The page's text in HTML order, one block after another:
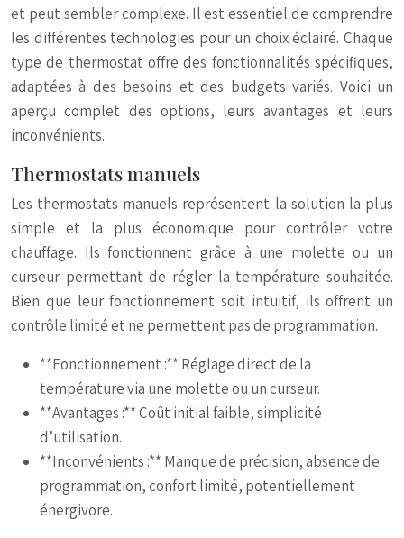
et peut sembler complexe. Il est essentiel de comprendre
les différentes technologies pour un choix éclairé. Chaque
type de thermostat offre des fonctionnalités spécifiques,
adaptées à des besoins et des budgets variés. Voici un
aperçu complet des options, leurs avantages et leurs
inconvénients.
Thermostats manuels
Les thermostats manuels représentent la solution la plus
simple et la plus économique pour contrôler votre
chauffage. Ils fonctionnent grâce à une molette ou un
curseur permettant de régler la température souhaitée.
Bien que leur fonctionnement soit intuitif, ils offrent un
contrôle limité et ne permettent pas de programmation.
**Fonctionnement :** Réglage direct de la
température via une molette ou un curseur.
**Avantages :** Coût initial faible, simplicité
d’utilisation.
**Inconvénients :** Manque de précision, absence de
programmation, confort limité, potentiellement
énergivore.